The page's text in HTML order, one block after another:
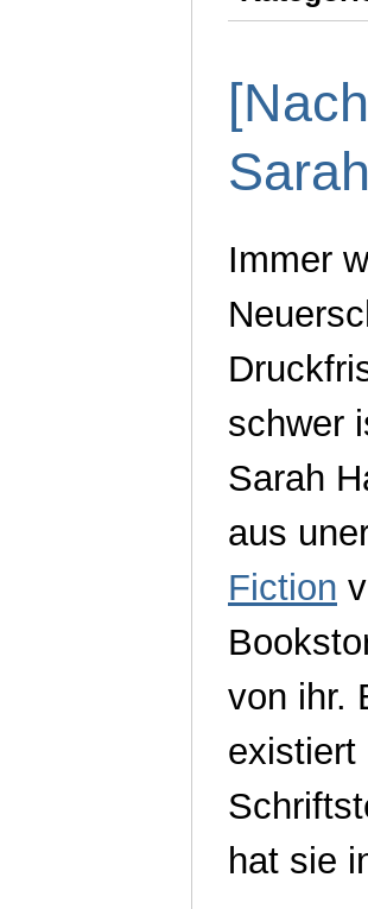
Immer
schwer
Sarah
aus
Fiction
von ihr.
existiert
hat sie